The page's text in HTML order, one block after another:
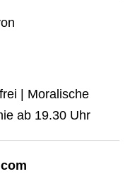
| Moralische
ab 19.30 Uhr